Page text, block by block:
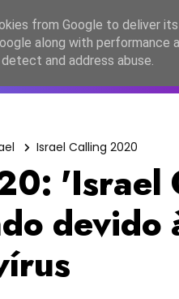
JESC2026 FC2026
Israel Calling 2020
devido
from Google to deliver
along with
and address abuse.